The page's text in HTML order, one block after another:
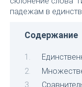
падежам в
Содержание